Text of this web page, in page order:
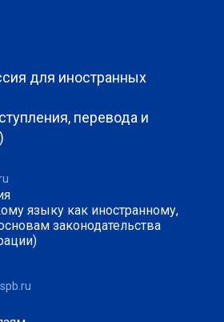
для иностранных
перевода и
языку как иностранному,
законодательства